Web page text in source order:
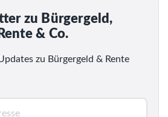
zu Bürgergeld,
Rente & Co.
zu Bürgergeld & Rente